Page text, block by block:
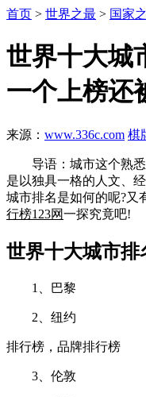
首页 > 世界之最 > 国家
世界十大城
一个上榜还
来源： www.336c.com 棋
导语：城市这个熟悉
是以独具一格的人文、
城市排名是如何的呢?又
行榜123网一探究竟吧!
世界十大城市排
1、巴黎
2、纽约
排行榜，品牌排行榜
3、伦敦